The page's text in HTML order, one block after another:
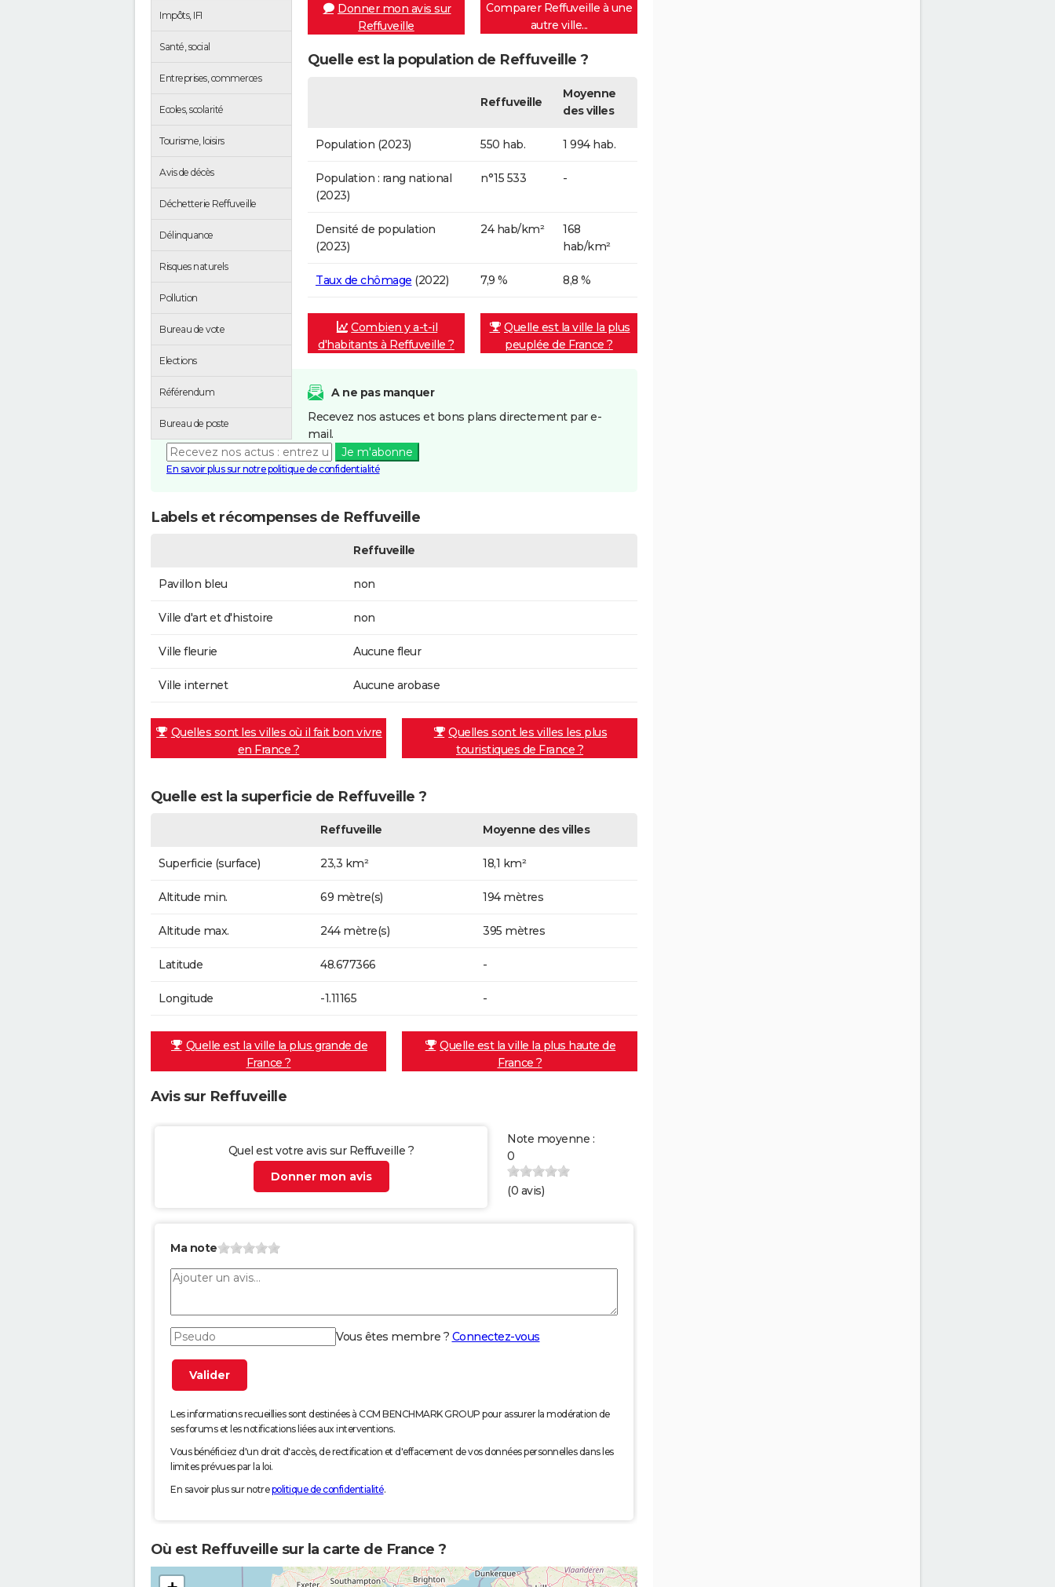
Impôts, IFI
Santé, social
Entreprises, commerces
Ecoles, scolarité
Tourisme, loisirs
Avis de décès
Déchetterie Reffuveille
Délinquance
Risques naturels
Pollution
Bureau de vote
Elections
Référendum
Bureau de poste
Donner mon avis sur
Reffuveille
Comparer Reffuveille à une
autre ville...
Quelle est la population de Reffuveille ?
Reffuveille
Moyenne
des villes
Population (2023) 550 hab. 1 994 hab.
Population : rang national
(2023)
n°15 533 -
Densité de population
(2023)
24 hab/km²
168
hab/km²
Taux de chômage (2022) 7,9 % 8,8 %
Combien y a-t-il
d'habitants à Reffuveille ?
Quelle est la ville la plus
peuplée de France ?
A ne pas manquer
Recevez nos astuces et bons plans directement par e-
mail.
Je m'abonne
En savoir plus sur notre politique de confidentialité
Labels et récompenses de Reffuveille
Reffuveille
Pavillon bleu non
Ville d'art et d'histoire non
Ville fleurie Aucune fleur
Ville internet Aucune arobase
Quelles sont les villes où il fait bon vivre
en France ?
Quelles sont les villes les plus
touristiques de France ?
Quelle est la superficie de Reffuveille ?
Reffuveille Moyenne des villes
Superficie (surface) 23,3 km² 18,1 km²
Altitude min. 69 mètre(s) 194 mètres
Altitude max. 244 mètre(s) 395 mètres
Latitude 48.677366 -
Longitude -1.11165 -
Quelle est la ville la plus grande de
France ?
Quelle est la ville la plus haute de
France ?
Avis sur Reffuveille
Quel est votre avis sur Reffuveille ?
Donner mon avis
Note moyenne :
0
(0 avis)
Ma note
Vous êtes membre ? Connectez-vous
Les informations recueillies sont destinées à CCM BENCHMARK GROUP pour assurer la modération de
ses forums et les notifications liées aux interventions.
Vous bénéficiez d'un droit d'accès, de rectification et d'effacement de vos données personnelles dans les
limites prévues par la loi.
En savoir plus sur notrepolitique de confidentialité.
Où est Reffuveille sur la carte de France ?